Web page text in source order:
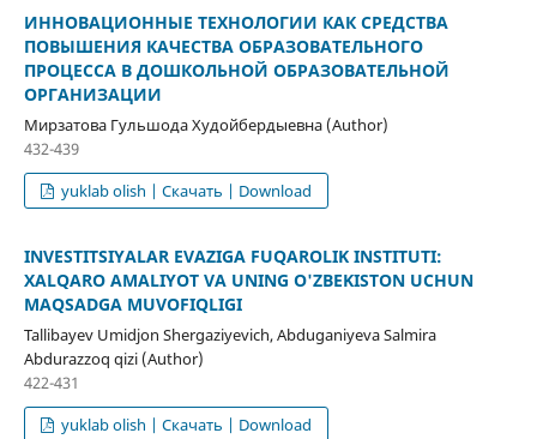
ИННОВАЦИОННЫЕ ТЕХНОЛОГИИ КАК СРЕДСТВА
ПОВЫШЕНИЯ КАЧЕСТВА ОБРАЗОВАТЕЛЬНОГО
ПРОЦЕССА В ДОШКОЛЬНОЙ ОБРАЗОВАТЕЛЬНОЙ
ОРГАНИЗАЦИИ
Мирзатова Гульшода Худойбердыевна (Author)
432-439
yuklab olish | Скачать | Download
INVESTITSIYALAR EVAZIGA FUQAROLIK INSTITUTI:
XALQARO AMALIYOT VA UNING O'ZBEKISTON UCHUN
MAQSADGA MUVOFIQLIGI
Tallibayev Umidjon Shergaziyevich, Abduganiyeva Salmira
Abdurazzoq qizi (Author)
422-431
yuklab olish | Скачать | Download